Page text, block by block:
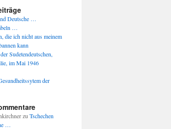
Deutsche …
…
die ich nicht aus meinem
kann
Sudetendeutschen,
im Mai 1946
der
zu Tschechen
…